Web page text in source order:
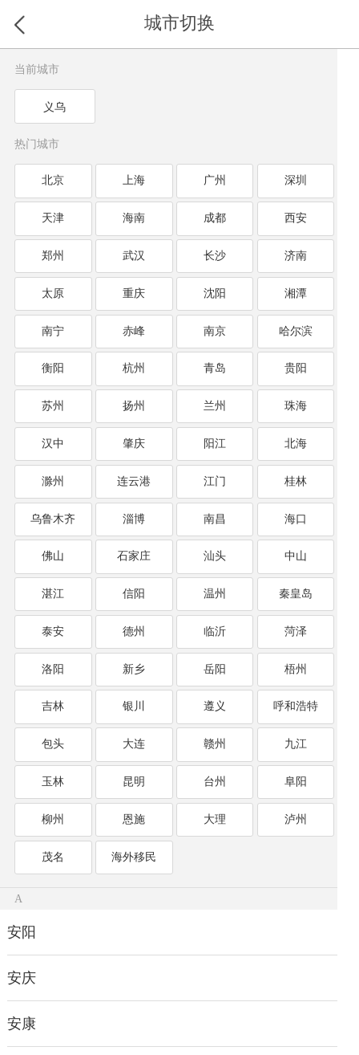
城市切换
当前城市
义乌
热门城市
北京 上海 广州 深圳
天津 海南 成都 西安
郑州 武汉 长沙 济南
太原 重庆 沈阳 湘潭
南宁 赤峰 南京 哈尔滨
衡阳 杭州 青岛 贵阳
苏州 扬州 兰州 珠海
汉中 肇庆 阳江 北海
滁州 连云港 江门 桂林
乌鲁木齐 淄博 南昌 海口
佛山 石家庄 汕头 中山
湛江 信阳 温州 秦皇岛
泰安 德州 临沂 菏泽
洛阳 新乡 岳阳 梧州
吉林 银川 遵义 呼和浩特
包头 大连 赣州 九江
玉林 昆明 台州 阜阳
柳州 恩施 大理 泸州
茂名 海外移民
A
安阳
安庆
安康